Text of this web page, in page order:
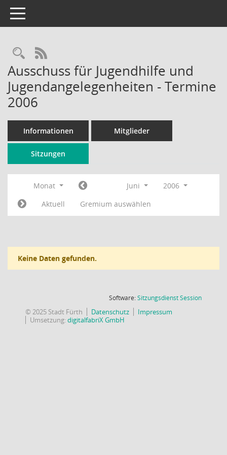
Toggle navigation
Rechercheauswahl
RSS-Feed
Ausschuss für Jugendhilfe und
Jugendangelegenheiten - Termine
2006
Informationen Mitglieder
Sitzungen
Monat Juni
2006
Aktuell
Gremium auswählen
Keine Daten gefunden.
Software:SitzungsdienstSession(Wird in
© 2025 Stadt Fürth Datenschutz
Impressum
Umsetzung:digitalfabriX GmbH